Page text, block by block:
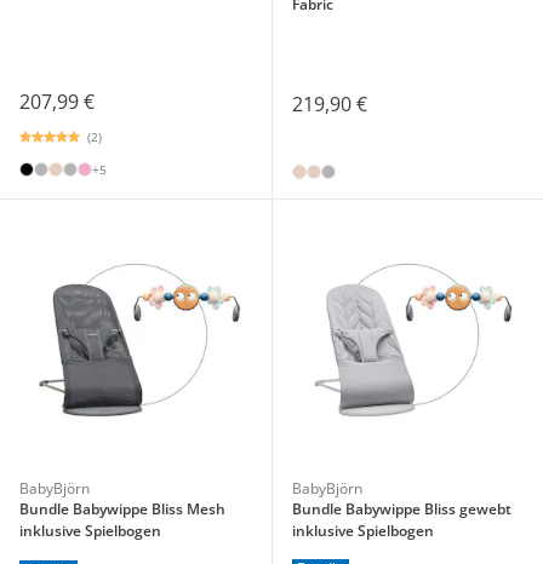
207,99 €
(2)
+5
219,90 €
BabyBjörn
Bundle Babywippe Bliss Mesh
inklusive Spielbogen
BabyBjörn
Bundle Babywippe Bliss gewebt
inklusive Spielbogen